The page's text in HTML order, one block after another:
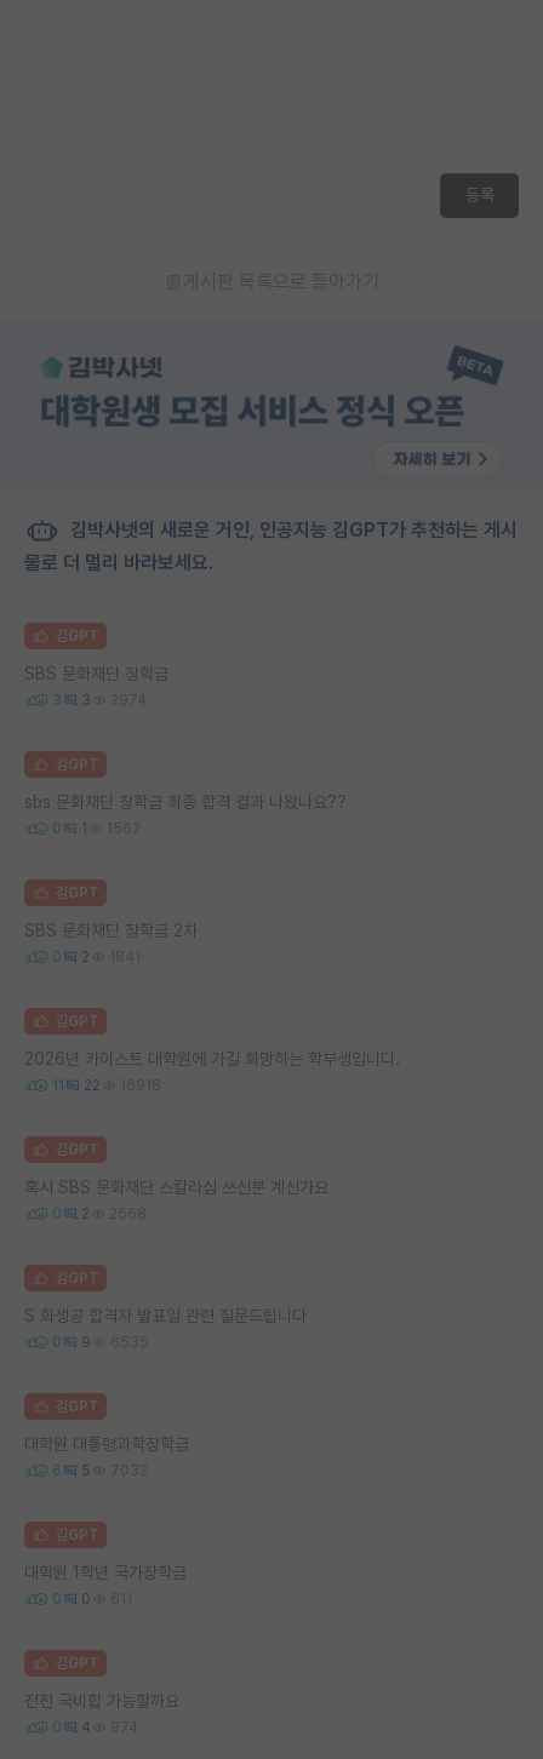
등록
게시판 목록으로 돌아가기
김박사넷의 새로운 거인, 인공지능 김GPT가 추천하는 게시
물로 더 멀리 바라보세요.
김GPT
SBS 문화재단 장학금
3 3 2974
김GPT
sbs 문화재단 장학금 최종 합격 결과 나왔나요??
0 1 1562
김GPT
SBS 문화재단 장학금 2차
0 2 1841
김GPT
2026년 카이스트 대학원에 가길 희망하는 학부생입니다.
11 22 16918
김GPT
혹시 SBS 문화재단 스칼라십 쓰신분 계신가요
0 2 2568
김GPT
S 화생공 합격자 발표일 관련 질문드립니다
0 9 6535
김GPT
대학원 대통령과학장학금
6 5 7032
김GPT
대학원 1학년 국가장학금
0 0 611
김GPT
전전 국비합 가능할까요
0 4 874